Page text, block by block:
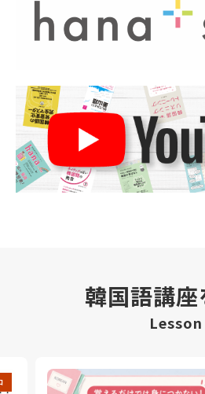
韓国語講座
Lesson